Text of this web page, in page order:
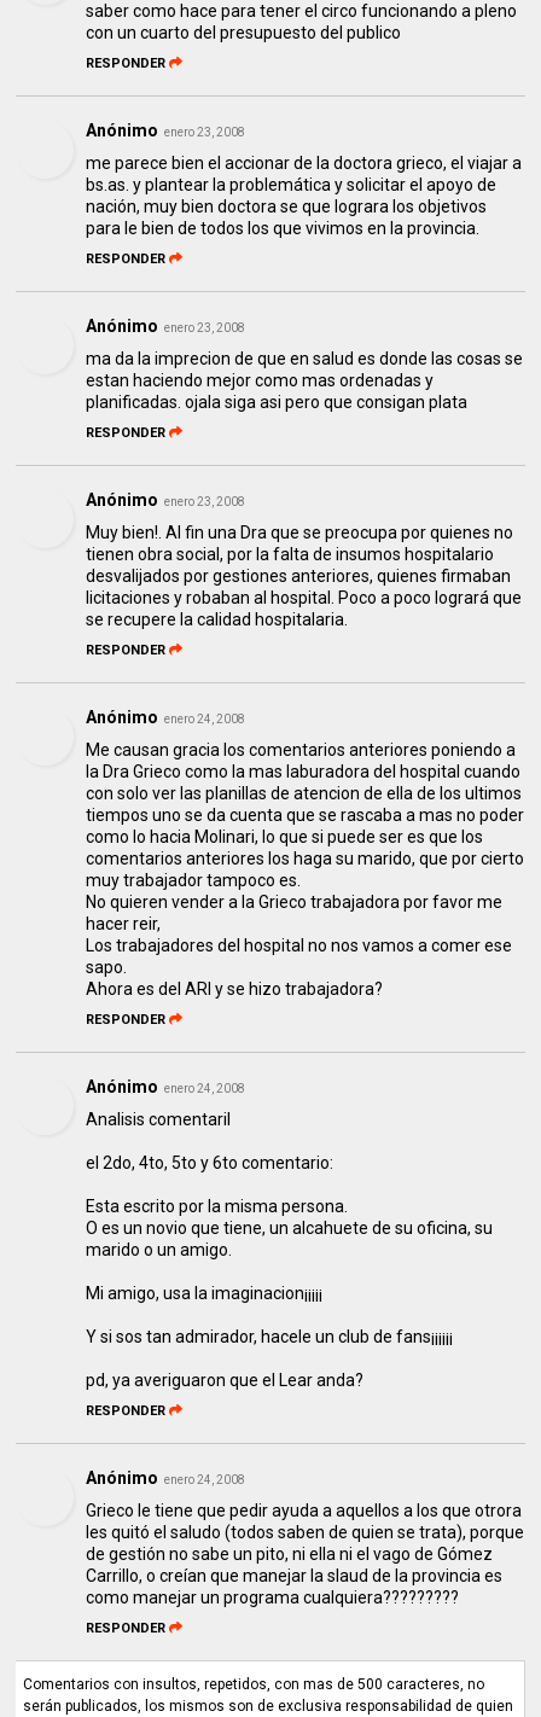
saber como hace para tener el circo funcionando a pleno
con un cuarto del presupuesto del publico
RESPONDER
Anónimo enero 23, 2008
me parece bien el accionar de la doctora grieco, el viajar a
bs.as. y plantear la problemática y solicitar el apoyo de
nación, muy bien doctora se que lograra los objetivos
para le bien de todos los que vivimos en la provincia.
RESPONDER
Anónimo enero 23, 2008
ma da la imprecion de que en salud es donde las cosas se
estan haciendo mejor como mas ordenadas y
planificadas. ojala siga asi pero que consigan plata
RESPONDER
Anónimo enero 23, 2008
Muy bien!. Al fin una Dra que se preocupa por quienes no
tienen obra social, por la falta de insumos hospitalario
desvalijados por gestiones anteriores, quienes firmaban
licitaciones y robaban al hospital. Poco a poco logrará que
se recupere la calidad hospitalaria.
RESPONDER
Anónimo enero 24, 2008
Me causan gracia los comentarios anteriores poniendo a
la Dra Grieco como la mas laburadora del hospital cuando
con solo ver las planillas de atencion de ella de los ultimos
tiempos uno se da cuenta que se rascaba a mas no poder
como lo hacia Molinari, lo que si puede ser es que los
comentarios anteriores los haga su marido, que por cierto
muy trabajador tampoco es.
No quieren vender a la Grieco trabajadora por favor me
hacer reir,
Los trabajadores del hospital no nos vamos a comer ese
sapo.
Ahora es del ARI y se hizo trabajadora?
RESPONDER
Anónimo enero 24, 2008
Analisis comentaril
el 2do, 4to, 5to y 6to comentario:
Esta escrito por la misma persona.
O es un novio que tiene, un alcahuete de su oficina, su
marido o un amigo.
Mi amigo, usa la imaginacion¡¡¡¡¡
Y si sos tan admirador, hacele un club de fans¡¡¡¡¡¡
pd, ya averiguaron que el Lear anda?
RESPONDER
Anónimo enero 24, 2008
Grieco le tiene que pedir ayuda a aquellos a los que otrora
les quitó el saludo (todos saben de quien se trata), porque
de gestión no sabe un pito, ni ella ni el vago de Gómez
Carrillo, o creían que manejar la slaud de la provincia es
como manejar un programa cualquiera?????????
RESPONDER
Comentarios con insultos, repetidos, con mas de 500 caracteres, no
serán publicados, los mismos son de exclusiva responsabilidad de quien